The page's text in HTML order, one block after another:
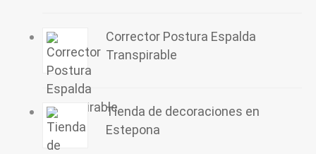
Corrector Postura Espalda
Transpirable
Tienda de decoraciones en
Estepona